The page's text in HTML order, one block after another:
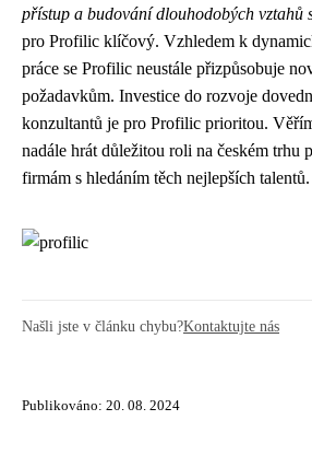
přístup a budování dlouhodobých vztahů
pro Profilic klíčový. Vzhledem k
práce se Profilic neustále přizpůsobuje
požadavkům. Investice do rozvoje
konzultantů je pro Profilic prioritou.
nadále hrát důležitou roli na českém trhu
firmám s hledáním těch nejlepších talentů.
Našli jste v článku chybu?Kontaktujte nás
Publikováno: 20. 08. 2024